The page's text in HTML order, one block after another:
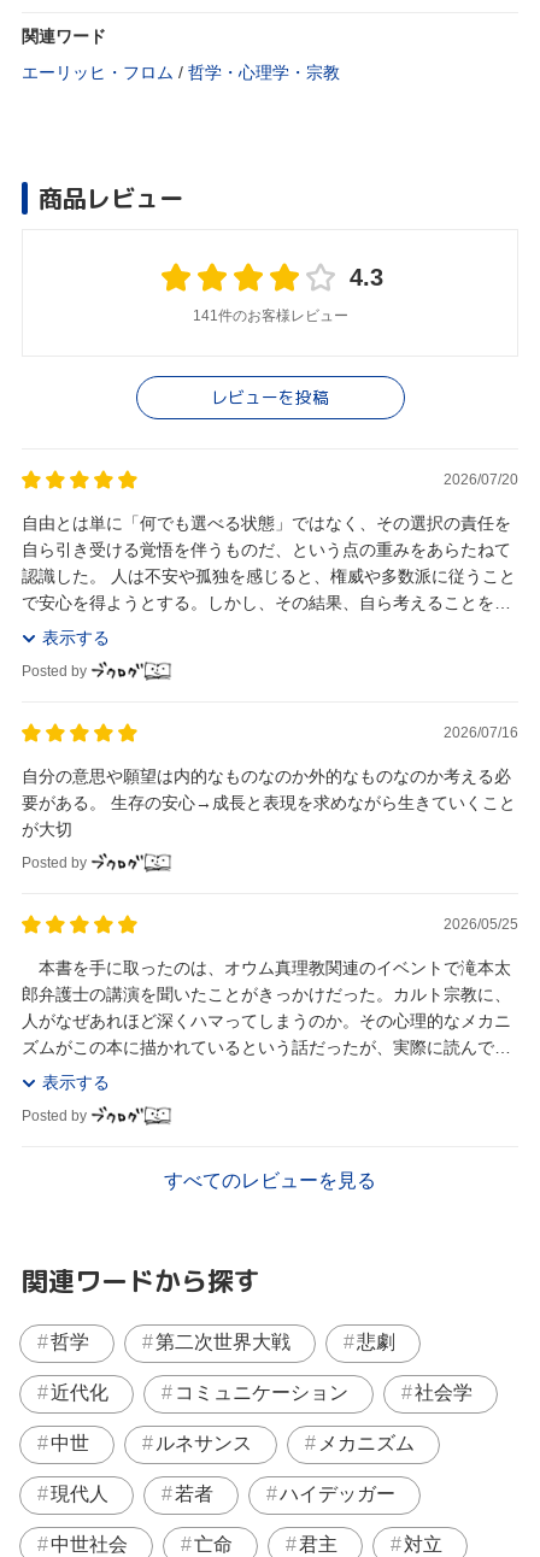
関連ワード
エーリッヒ・フロム / 哲学・心理学・宗教
商品レビュー
4.3
141件のお客様レビュー
レビューを投稿
2026/07/20
自由とは単に「何でも選べる状態」ではなく、その選択の責任を
自ら引き受ける覚悟を伴うものだ、という点の重みをあらたねて
認識した。 人は不安や孤独を感じると、権威や多数派に従うこと
で安心を得ようとする。しかし、その結果、自ら考えることを放
棄すれば、本当の自由「自分の理性と意思に基づ...
表示する
Posted by
2026/07/16
自分の意思や願望は内的なものなのか外的なものなのか考える必
要がある。 生存の安心→成長と表現を求めながら生きていくこと
が大切
Posted by
2026/05/25
本書を手に取ったのは、オウム真理教関連のイベントで滝本太
郎弁護士の講演を聞いたことがきっかけだった。カルト宗教に、
人がなぜあれほど深くハマってしまうのか。その心理的なメカニ
ズムがこの本に描かれているという話だったが、実際に読んでみ
表示する
Posted by
すべてのレビューを見る
関連ワードから探す
哲学 第二次世界大戦 悲劇
近代化 コミュニケーション 社会学
中世 ルネサンス メカニズム
現代人 若者 ハイデッガー
中世社会 亡命 君主 対立